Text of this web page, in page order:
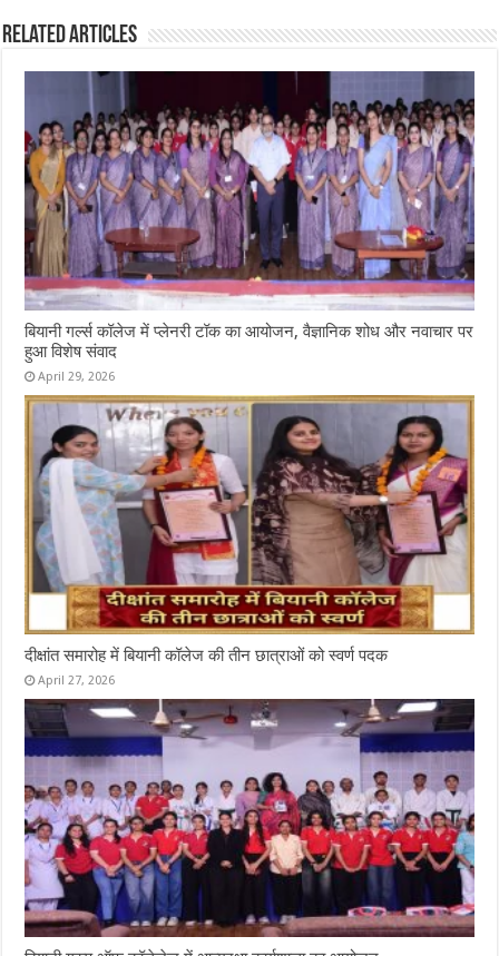
Related Articles
बियानी गर्ल्स कॉलेज में प्लेनरी टॉक का आयोजन, वैज्ञानिक शोध और नवाचार पर
हुआ विशेष संवाद
April 29, 2026
दीक्षांत समारोह में बियानी कॉलेज की तीन छात्राओं को स्वर्ण पदक
April 27, 2026